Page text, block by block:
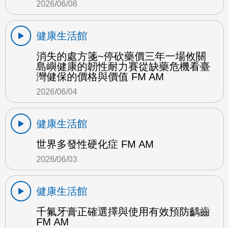
2026/06/08
健康生活館
消失的處方箋~停砍藥價三年一場攸關
島嶼健康的韌性耐力賽從缺藥危機看臺
灣健保的價格與價值 FM AM
2026/06/04
健康生活館
世界多發性硬化症 FM AM
2026/06/03
健康生活館
千氟牙膏正確選擇與使用有效預防齲齒
FM AM